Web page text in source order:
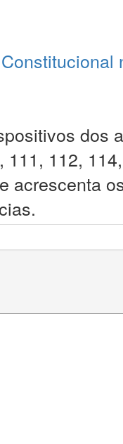
dos
111, 112,
acrescenta